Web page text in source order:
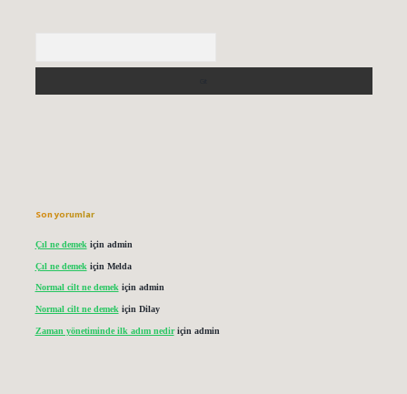
Son yorumlar
Çıl ne demek için admin
Çıl ne demek için Melda
Normal cilt ne demekiçin admin
Normal cilt ne demek için Dilay
Zaman yönetiminde ilk adım nediriçin admin